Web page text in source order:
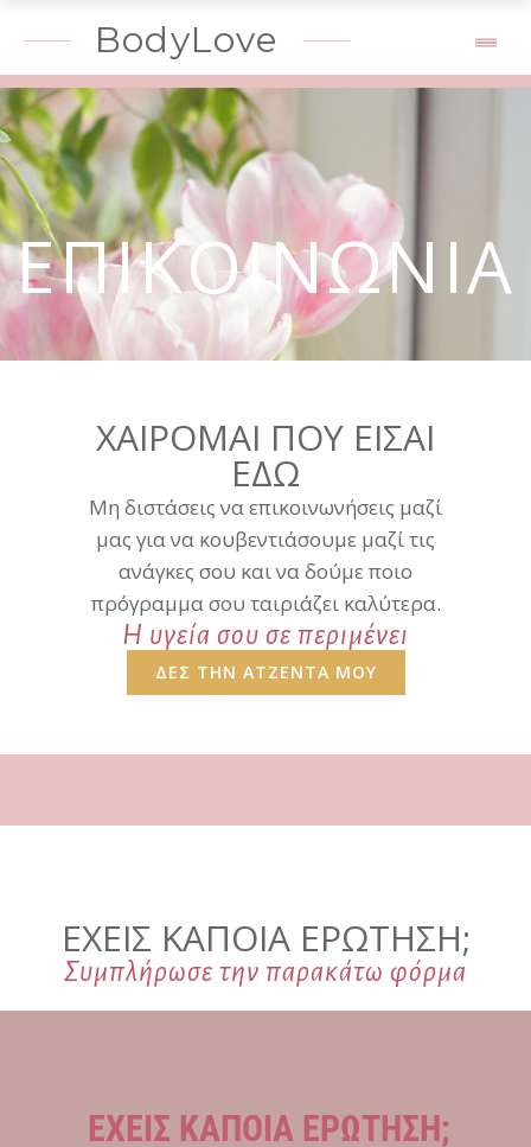
BodyLove
ΕΠΙΚΟΙΝΩΝΙΑ
ΧΑΙΡΟΜΑΙ ΠΟΥ ΕΙΣΑΙ
ΕΔΩ
Μη διστάσεις να επικοινωνήσεις μαζί
μας για να κουβεντιάσουμε μαζί τις
ανάγκες σου και να δούμε ποιο
πρόγραμμα σου ταιριάζει καλύτερα.
Η υγεία σου σε περιμένει
ΔΕΣ ΤΗΝ ΑΤΖΕΝΤΑ ΜΟΥ
ΕΧΕΙΣ ΚΑΠΟΙΑ ΕΡΩΤΗΣΗ;
Συμπλήρωσε την παρακάτω φόρμα